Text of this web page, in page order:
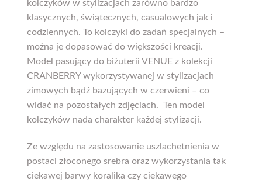
kolczyków w stylizacjach zarówno bardzo
klasycznych, świątecznych, casualowych jak i
codziennych. To kolczyki do zadań specjalnych –
można je dopasować do większości kreacji.
Model pasujący do biżuterii VENUE z kolekcji
CRANBERRY wykorzystywanej w stylizacjach
zimowych bądź bazujących w czerwieni – co
widać na pozostałych zdjęciach. Ten model
kolczyków nada charakter każdej stylizacji.
Ze względu na zastosowanie uszlachetnienia w
postaci złoconego srebra oraz wykorzystania tak
ciekawej barwy koralika czy ciekawego